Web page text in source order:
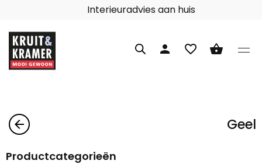
Interieuradvies aan huis
person favorite_border shopping_basket
arrow_back Geel
Productcategorieën